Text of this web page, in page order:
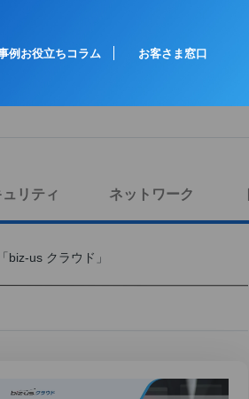
例お役立ちコラム お客さま窓口
リティ ネットワーク
us クラウド」